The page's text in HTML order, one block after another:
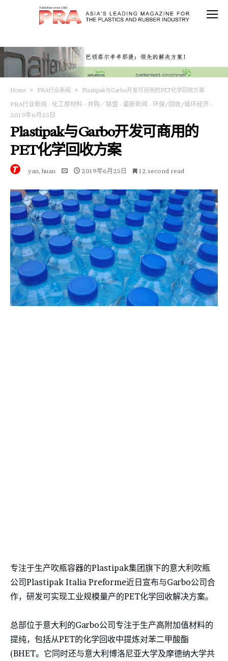
Home PRA行业新闻 Plastipak与Garbo开发可商用的PET化学回收方案
PRA行业新闻 - 化工原材料 - 并购／联盟 - 最新新闻 - 环保/回收/循环经济 -
2019年6月25日
Plastipak与Garbo开发可商用的
PET化学回收方案
yan, huan 2019年6月25日 12 second read
专注于生产吹瓶容器的Plastipak集团旗下的意大利吹瓶
公司Plastipak Italia Preforme近日宣布与Garbo公司合
作，研发可实现工业规模量产的PET化学回收解决方案。
总部位于意大利的Garbo公司专注于生产高附加值材料的
提纯，包括从PET的化学回收中提炼对苯二甲酸酯
(BHET。它同时还与意大利博洛尼亚大学及摩德纳大学共